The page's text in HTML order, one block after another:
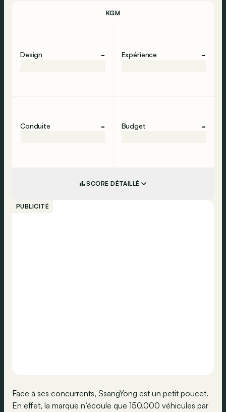
KGM
Design - Expérience -
Conduite - Budget -
SCORE DÉTAILLÉ
PUBLICITÉ
Face à ses concurrents, SsangYong est un petit poucet.
En effet, la marque n’écoule que 150.000 véhicules par